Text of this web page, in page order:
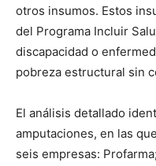
otros insumos. Estos
del Programa Incluir
discapacidad o
pobreza estructural sin
El análisis detallado
amputaciones, en las
seis empresas: